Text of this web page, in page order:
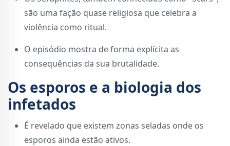
são uma fação quase religiosa que celebra a
violência como ritual.
O episódio mostra de forma explícita as
consequências da sua brutalidade.
Os esporos e a biologia dos
infetados
É revelado que existem zonas seladas onde os
esporos ainda estão ativos.